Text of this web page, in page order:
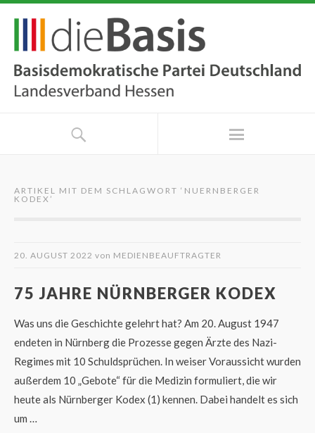
ARTIKEL MIT DEM SCHLAGWORT ‘ NUERNBERGER
KODEX ’
20. AUGUST 2022 von MEDIENBEAUFTRAGTER
75 JAHRE NÜRNBERGER KODEX
Was uns die Geschichte gelehrt hat? Am 20. August 1947
endeten in Nürnberg die Prozesse gegen Ärzte des Nazi-
Regimes mit 10 Schuldsprüchen. In weiser Voraussicht wurden
außerdem 10 „Gebote“ für die Medizin formuliert, die wir
heute als Nürnberger Kodex (1) kennen. Dabei handelt es sich
um …